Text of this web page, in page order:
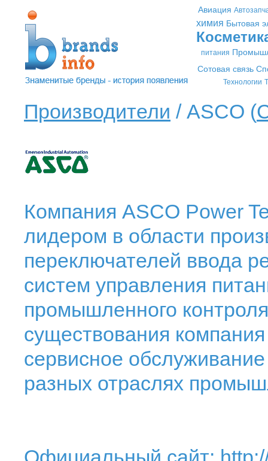
Авиация
химия Бытовая
питания
Сотовая связь
Технологии
Производители / ASCO (
Компания ASCO Power
лидером в области
переключателей ввода
систем управления
промышленного
существования
сервисное
разных отраслях